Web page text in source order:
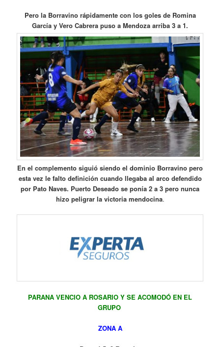
Pero la Borravino rápidamente con los goles de Romina
García y Vero Cabrera puso a Mendoza arriba 3 a 1.
En el complemento siguió siendo el dominio Borravino pero
esta vez le falto definición cuando llegaba al arco defendido
por Pato Naves. Puerto Deseado se ponía 2 a 3 pero nunca
hizo peligrar la victoria mendocina.
PARANA VENCIO A ROSARIO Y SE ACOMODÓ EN EL
GRUPO
ZONA A